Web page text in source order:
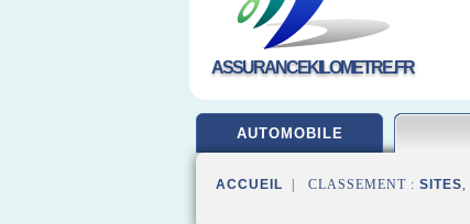
ASSURANCEKILOMETRE.FR
AUTOMOBILE
ACCUEIL | CLASSEMENT : SITES,